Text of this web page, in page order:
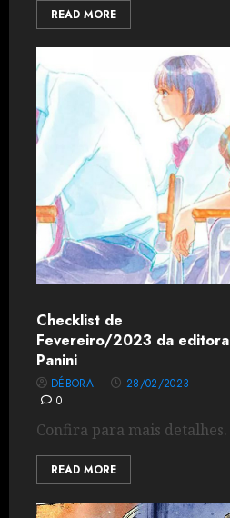
READ MORE
Checklist de
Fevereiro/2023 da editora
Panini
DÉBORA
28/02/2023
0
Confira para mais detalhes.
READ MORE